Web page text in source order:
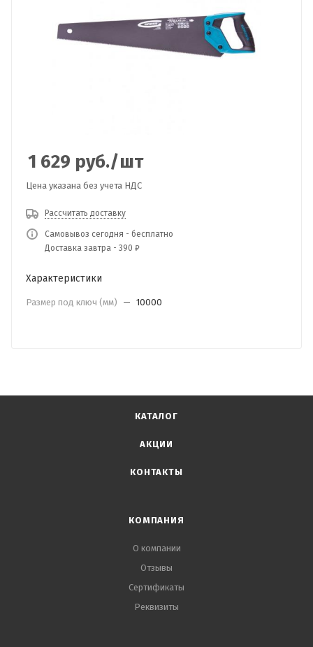
1 629 руб./шт
Цена указана без учета НДС
Рассчитать доставку
Самовывоз сегодня - бесплатно
Доставка завтра - 390 ₽
Характеристики
Размер под ключ (мм) — 10000
КАТАЛОГ
АКЦИИ
КОНТАКТЫ
КОМПАНИЯ
О компании
Отзывы
Сертификаты
Реквизиты